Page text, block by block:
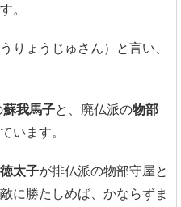
。
りょうじゅさん）と言い、
蘇我馬子と、廃仏派の物部
います。
太子が排仏派の物部守屋と
に勝たしめば、かならずま